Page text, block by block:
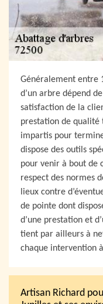
Généralement entre
d’un arbre dépend
satisfaction de la
prestation de qualité
impartis pour
dispose des outils
pour venir à bout de
respect des normes
lieux contre
de pointe dont
d’une prestation et
tient par ailleurs à
chaque intervention
Artisan Richard